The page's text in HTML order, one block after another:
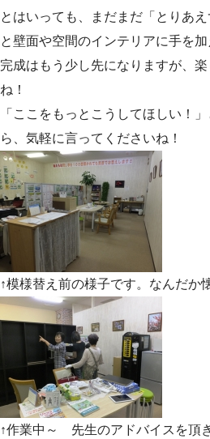
とはいっても、まだまだ「とりあ
と壁面や空間のインテリアに手を加
完成はもう少し先になりますが、
ね！
「ここをもっとこうしてほしい！
ら、気軽に言ってくださいね！
↑模様替え前の様子です。なんだか
↑作業中～ 先生のアドバイスを頂